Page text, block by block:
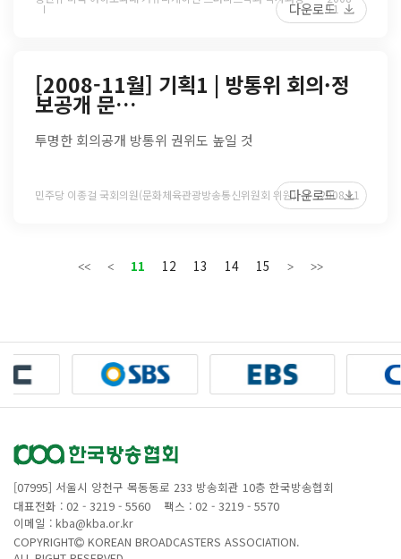
11
다운로드
[2008-11월] 기획1 | 방통위 회의·정
보공개 문…
투명한 회의공개 방통위 권위도 높일 것
민주당 이종걸 국회의원(문화체육관광방송통신위원회 위원) 2008 11
다운로드
11 12 13 14 15
[07995] 서울시 양천구 목동동로 233 방송회관 10층 한국방송협회
대표전화 : 02 - 3219 - 5560
팩스 : 02 - 3219 - 5570
이메일 : kba@kba.or.kr
COPYRIGHT
KOREAN BROADCASTERS ASSOCIATION.